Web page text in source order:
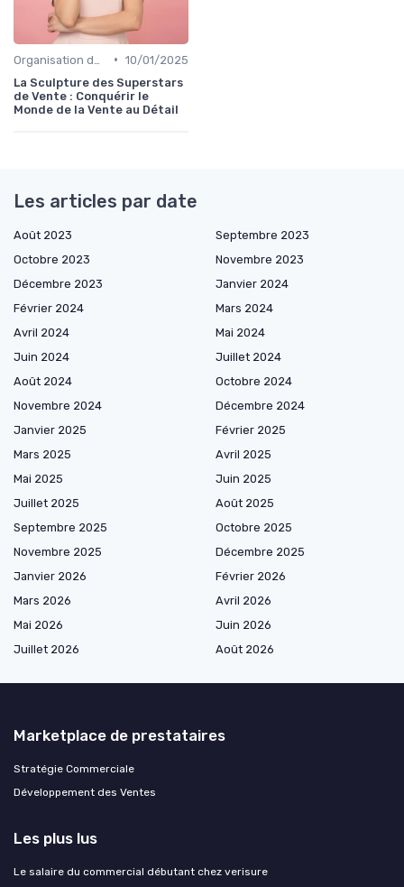
• 10/01/2025
La Sculpture des Superstars
de Vente : Conquérir le
Monde de la Vente au Détail
Les articles par date
Août 2023
Septembre 2023
Octobre 2023
Novembre 2023
Décembre 2023
Janvier 2024
Février 2024
Mars 2024
Avril 2024
Mai 2024
Juin 2024
Juillet 2024
Août 2024
Octobre 2024
Novembre 2024
Décembre 2024
Janvier 2025
Février 2025
Mars 2025
Avril 2025
Mai 2025
Juin 2025
Juillet 2025
Août 2025
Septembre 2025
Octobre 2025
Novembre 2025
Décembre 2025
Janvier 2026
Février 2026
Mars 2026
Avril 2026
Mai 2026
Juin 2026
Juillet 2026
Août 2026
Marketplace de prestataires
Stratégie Commerciale
Développement des Ventes
Les plus lus
Le salaire du commercial débutant chez verisure